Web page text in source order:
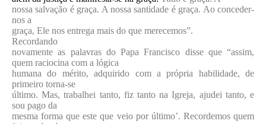
nossa salvação é graça. A nossa santidade é graça. Ao conceder-
nos a
graça, Ele nos entrega mais do que merecemos”.
Recordando
novamente as palavras do Papa Francisco disse que “assim,
quem raciocina com a lógica
humana do mérito, adquirido com a própria habilidade, de
primeiro torna-se
último. Mas, trabalhei tanto, fiz tanto na Igreja, ajudei tanto, e
sou pago da
mesma forma que este que veio por último’. Recordemos quem